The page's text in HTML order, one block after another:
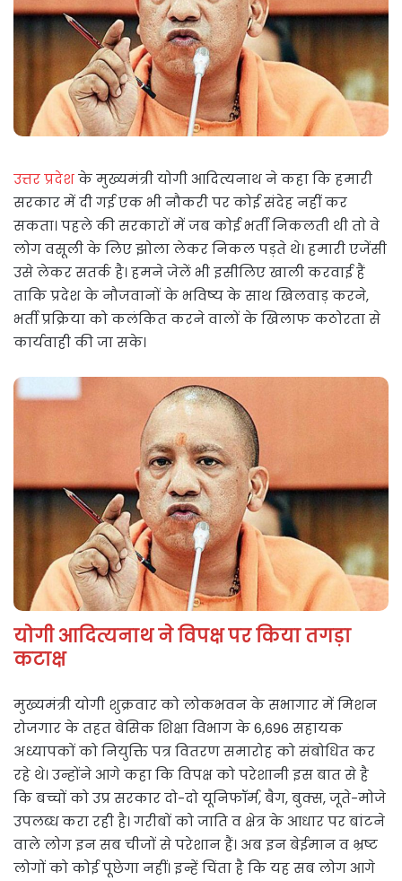
उत्तर प्रदेशके मुख्यमंत्री योगी आदित्यनाथ ने कहा कि हमारी
सरकार में दी गई एक भी नौकरी पर कोई संदेह नहीं कर
सकता। पहले की सरकारों में जब कोई भर्ती निकलती थी तो वे
लोग वसूली के लिए झोला लेकर निकल पड़ते थे। हमारी एजेंसी
उसे लेकर सतर्क है। हमने जेलें भी इसीलिए खाली करवाई हैं
ताकि प्रदेश के नौजवानों के भविष्य के साथ खिलवाड़ करने,
भर्ती प्रक्रिया को कलंकित करने वालों के खिलाफ कठोरता से
कार्यवाही की जा सके।
योगी आदित्यनाथ ने विपक्ष पर किया तगड़ा
कटाक्ष
मुख्यमंत्री योगी शुक्रवार को लोकभवन के सभागार में मिशन
रोजगार के तहत बेसिक शिक्षा विभाग के 6,696 सहायक
अध्यापकों को नियुक्ति पत्र वितरण समारोह को संबोधित कर
रहे थे। उन्होंने आगे कहा कि विपक्ष को परेशानी इस बात से है
कि बच्चों को उप्र सरकार दो-दो यूनिफॉर्म, बैग, बुक्स, जूते-मोजे
उपलब्ध करा रही है। गरीबों को जाति व क्षेत्र के आधार पर बांटने
वाले लोग इन सब चीजों से परेशान हैं। अब इन बेईमान व भ्रष्ट
लोगों को कोई पूछेगा नहीं। इन्हें चिंता है कि यह सब लोग आगे